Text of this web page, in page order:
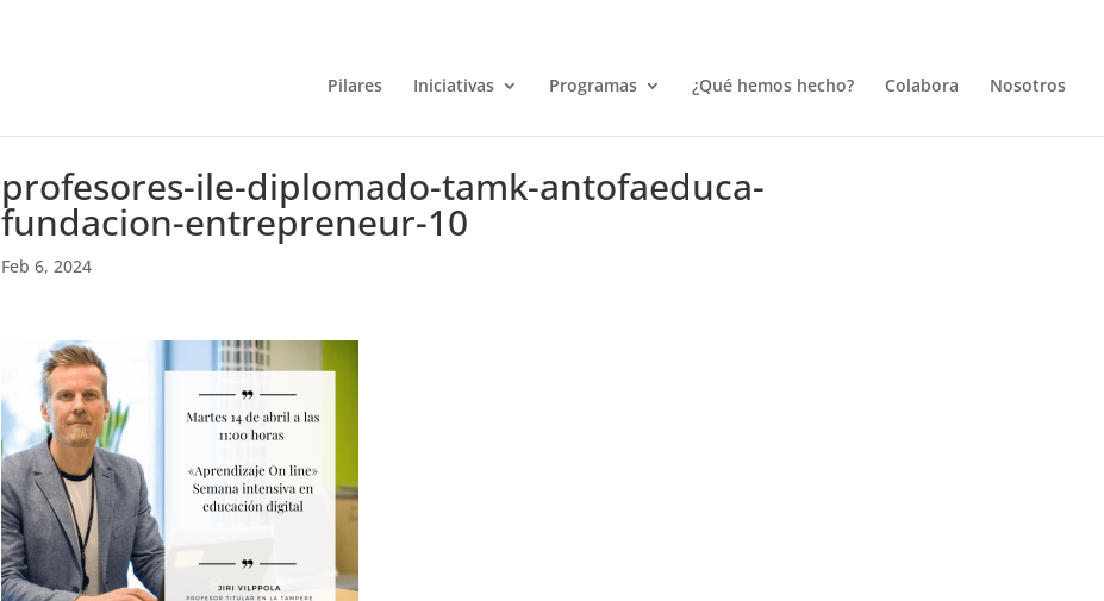
Pilares Iniciativas Programas ¿Qué hemos hecho? Colabora Nosotros
profesores-ile-diplomado-tamk-antofaeduca-
fundacion-entrepreneur-10
Feb 6, 2024